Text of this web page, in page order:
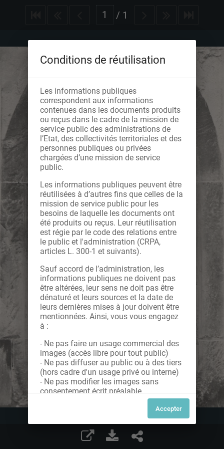
/ 1
Conditions de réutilisation
Les informations publiques
correspondent aux informations
contenues dans les documents produits
ou reçus dans le cadre de la mission de
service public des administrations de
l’Etat, des collectivités territoriales et des
personnes publiques ou privées
chargées d’une mission de service
public.
Les informations publiques peuvent être
réutilisées à d’autres fins que celles de la
mission de service public pour les
besoins de laquelle les documents ont
été produits ou reçus. Leur réutilisation
est régie par le code des relations entre
le public et l'administration (CRPA,
articles L. 300-1 et suivants).
Sauf accord de l’administration, les
informations publiques ne doivent pas
être altérées, leur sens ne doit pas être
dénaturé et leurs sources et la date de
leurs dernières mises à jour doivent être
mentionnées. Ainsi, vous vous engagez
à :
- Ne pas faire un usage commercial des
images (accès libre pour tout public)
- Ne pas diffuser au public ou à des tiers
(hors cadre d'un usage privé ou interne)
- Ne pas modifier les images sans
consentement écrit préalable
Dans le cas contraire, nous vous invitons
à nous contacter afin de solliciter le type
de Licence souhaitée parmi celles
proposées et le cas échéant, acquitter